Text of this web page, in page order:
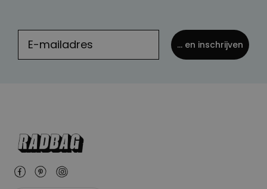
... en inschrijven
OVERIGE